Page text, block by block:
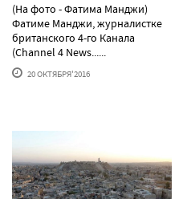
(На фото - Фатима Манджи)
Фатиме Манджи, журналистке
британского 4-го Канала
(Channel 4 News......
20 ОКТЯБРЯ'2016